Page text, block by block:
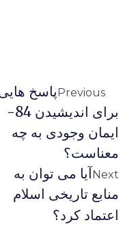
Previousپاسخ
برای اندیشیدن 84-
ایمان وجودی به چه
معناست؟
Nextآیا می توان به
منابع تاریخی اسلام
اعتماد کرد؟